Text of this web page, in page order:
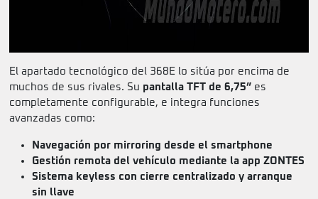
El apartado tecnológico del 368E lo sitúa por encima de
muchos de sus rivales. Su pantalla TFT de 6,75” es
completamente configurable, e integra funciones
avanzadas como:
Navegación por mirroring desde el smartphone
Gestión remota del vehículo mediante la app ZONTES
Sistema keyless con cierre centralizado y arranque
sin llave